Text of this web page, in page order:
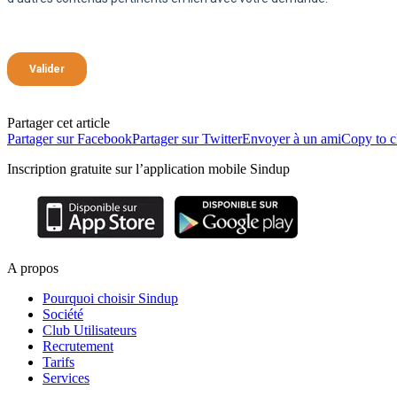
Partager cet article
Partager sur FacebookPartager sur TwitterEnvoyer à un amiCopy to
Inscription gratuite sur l’application mobile Sindup
A propos
Pourquoi choisir Sindup
Société
Club Utilisateurs
Recrutement
Tarifs
Services